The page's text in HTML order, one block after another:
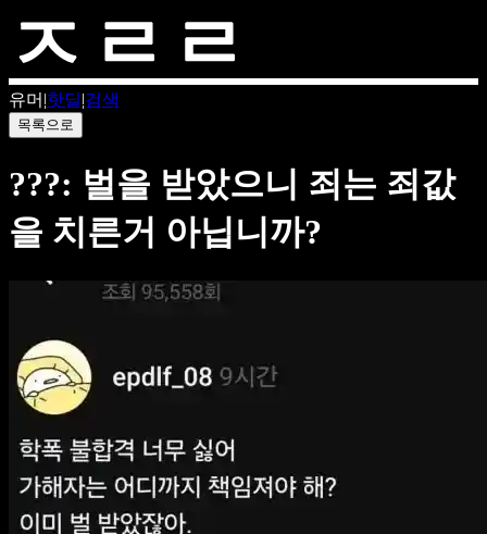
유머 |핫딜|검색
목록으로
???: 벌을 받았으니 죄는 죄값
을 치른거 아닙니까?